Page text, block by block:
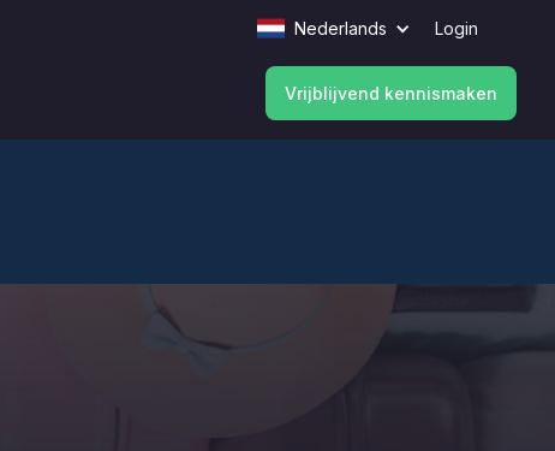
Nederlands Login
Vrijblijvend kennismaken
Vrijblijvend kennismaken